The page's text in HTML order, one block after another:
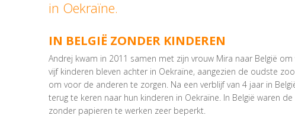
in Oekraïne.
IN BELGIË ZONDER KINDEREN
Andrej kwam in 2011 samen met zijn vrouw Mira naar België
vijf kinderen bleven achter in Oekraïne, aangezien de oudste
om voor de anderen te zorgen. Na een verblijf van 4 jaar in
terug te keren naar hun kinderen in Oekraïne. In België waren
zonder papieren te werken zeer beperkt.